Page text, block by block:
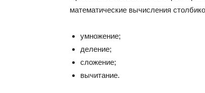
математические вычисления
умножение;
деление;
сложение;
вычитание.